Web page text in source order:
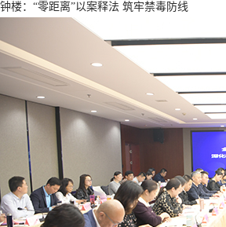
钟楼：“零距离”以案释法 筑牢禁毒防线